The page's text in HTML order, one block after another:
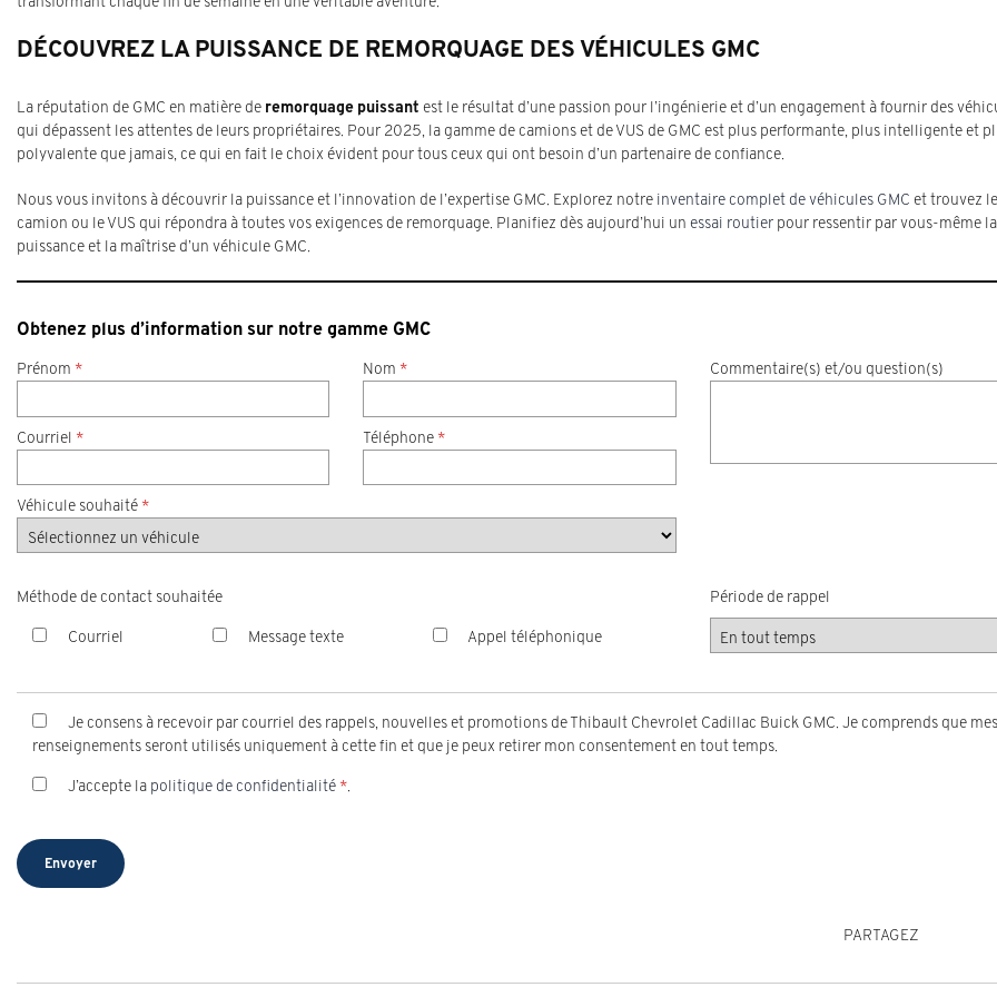
DÉCOUVREZ LA PUISSANCE DE REMORQUAGE DES VÉHICULES GMC
La réputation de GMC en matière de remorquage puissant est le résultat d’une passion pour l’ingénierie et d’un engagement à fournir des
qui dépassent les attentes de leurs propriétaires. Pour 2025, la gamme de camions et de VUS de GMC est plus performante, plus intelligente et
polyvalente que jamais, ce qui en fait le choix évident pour tous ceux qui ont besoin d’un partenaire de confiance.
Nous vous invitons à découvrir la puissance et l’innovation de l’expertise GMC. Explorez notre inventaire complet de véhicules GMC et trouvez le
camion ou le VUS qui répondra à toutes vos exigences de remorquage. Planifiez dès aujourd’hui un essai routier pour ressentir par vous-même la
puissance et la maîtrise d’un véhicule GMC.
Obtenez plus d’information sur notre gamme GMC
Prénom * Nom *
Courriel * Téléphone *
Véhicule souhaité *
Commentaire(s) et/ou question(s)
Méthode de contact souhaitée
Courriel
Message texte Appel téléphonique
Période de rappel
Je consens à recevoir par courriel des rappels, nouvelles et promotions de Thibault Chevrolet Cadillac Buick GMC. Je comprends que mes
renseignements seront utilisés uniquement à cette fin et que je peux retirer mon consentement en tout temps.
J’accepte la politique de confidentialité *.
PARTAGEZ